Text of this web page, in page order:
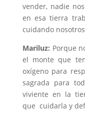
vender, nadie
en esa tierra
cuidando
Mariluz: Porque
el monte que
oxígeno para
sagrada para
viviente en la
que cuidarla y